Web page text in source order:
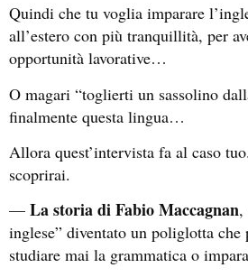
Quindi che tu voglia imparare
all’estero con più tranquillità, per
opportunità lavorative…
O magari “toglierti un sassolino
finalmente questa lingua…
Allora quest’intervista fa al caso
scoprirai.
— La storia di Fabio Maccagnan,
inglese” diventato un poliglotta che
studiare mai la grammatica o